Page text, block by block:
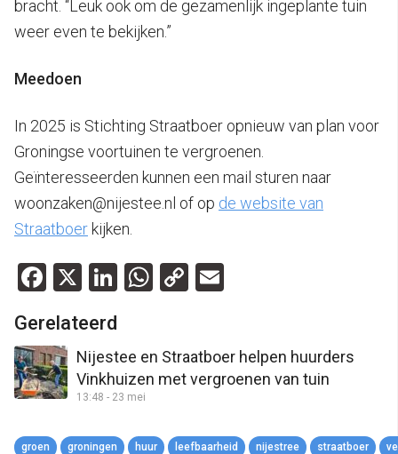
bracht. “Leuk ook om de gezamenlijk ingeplante tuin
weer even te bekijken.”
Meedoen
In 2025 is Stichting Straatboer opnieuw van plan voor
Groningse voortuinen te vergroenen.
Geïnteresseerden kunnen een mail sturen naar
woonzaken@nijestee.nl of op de website van
Straatboerkijken.
Facebook
X LinkedIn
WhatsApp
Copy
Gerelateerd
Nijestee en Straatboer helpen huurders
Vinkhuizen met vergroenen van tuin
13:48 - 23 mei
groen groningen huur leefbaarheid nijestree straatboer